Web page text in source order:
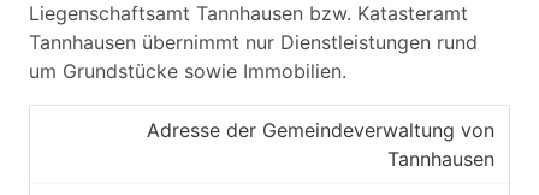
Liegenschaftsamt Tannhausen bzw. Katasteramt
Tannhausen übernimmt nur Dienstleistungen rund
um Grundstücke sowie Immobilien.
Adresse der Gemeindeverwaltung von
Tannhausen